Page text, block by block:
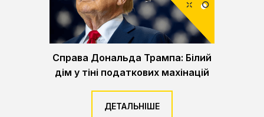
Справа Дональда Трампа: Білий
дім у тіні податкових махінацій
ДЕТАЛЬНІШЕ